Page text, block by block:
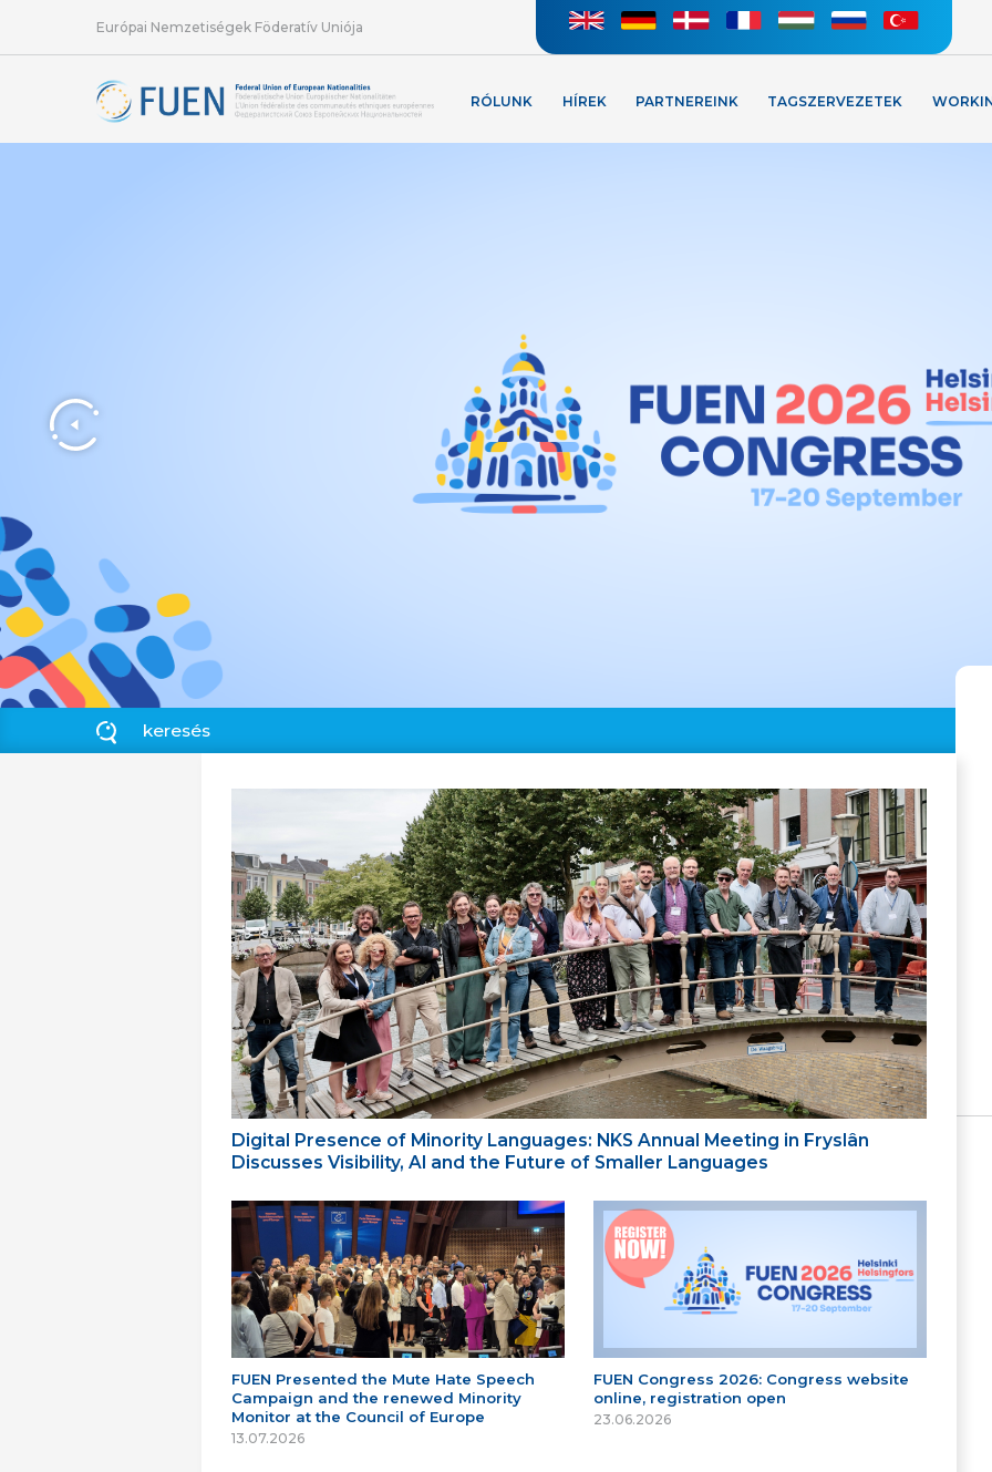
Európai Nemzetiségek Föderatív Uniója
RÓLUNK HÍREK PARTNEREINK TAGSZERVEZETEK
Digital Presence of Minority Languages: NKS Annual Meeting in Fryslân
Discusses Visibility, AI and the Future of Smaller Languages
FUEN Presented the Mute Hate Speech
Campaign and the renewed Minority
Monitor at the Council of Europe
13.07.2026
FUEN Congress 2026: Congress website
online, registration open
23.06.2026